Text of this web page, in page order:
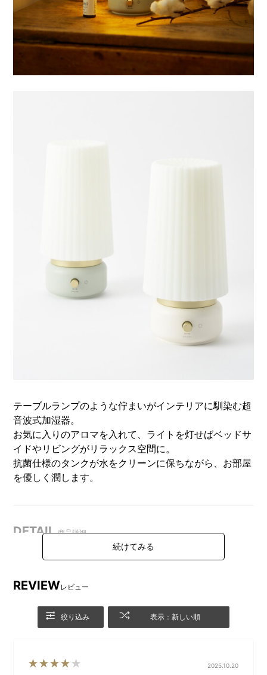
テーブルランプのような佇まいがインテリアに馴染む超
音波式加湿器。
お気に入りのアロマを入れて、ライトを灯せばベッドサ
イドやリビングがリラックス空間に。
抗菌仕様のタンクが水をクリーンに保ちながら、お部屋
を優しく潤します。
DETAIL商品詳細
ご使用方法
REVIEWレビュー
絞り込み 表示：新しい順
2025.10.20